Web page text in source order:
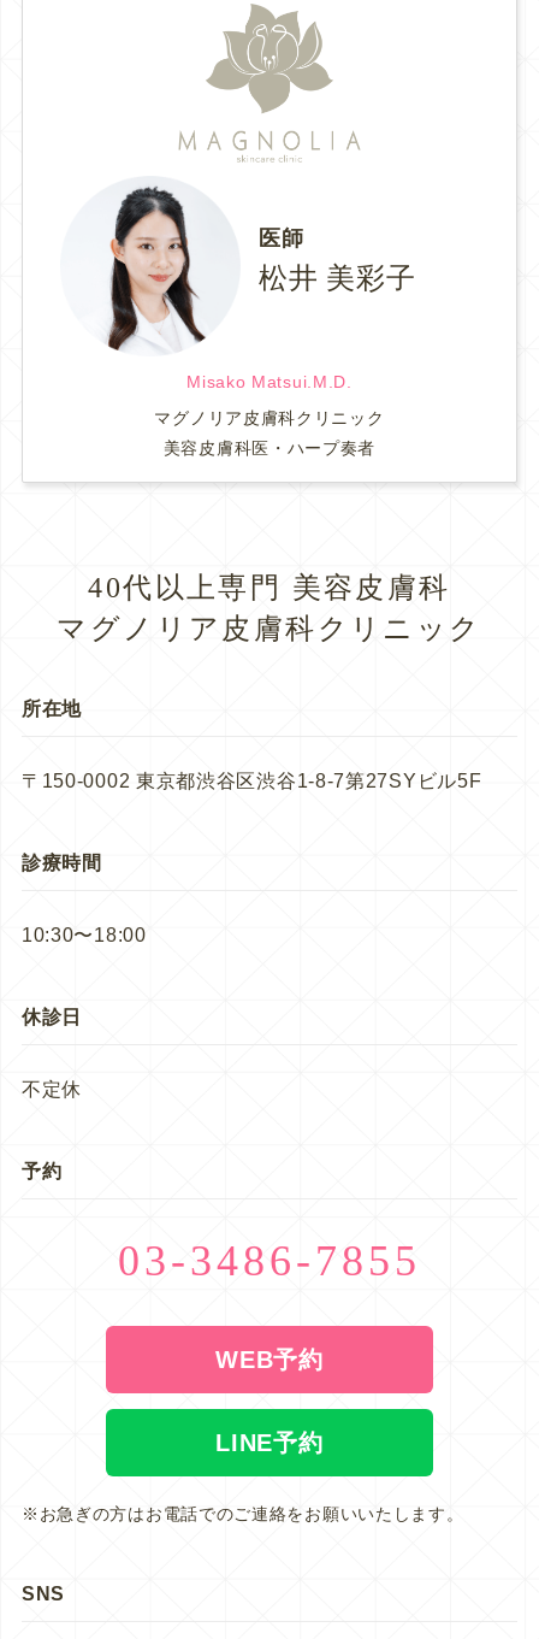
医師
松井 美彩子
Misako Matsui.M.D.
マグノリア皮膚科クリニック
美容皮膚科医・ハープ奏者
40代以上専門 美容皮膚科
マグノリア皮膚科クリニック
所在地
〒150-0002 東京都渋谷区渋谷1-8-7第27SYビル5F
診療時間
10:30〜18:00
休診日
不定休
予約
03-3486-7855
WEB予約
LINE予約
※お急ぎの方はお電話でのご連絡をお願いいたします。
SNS